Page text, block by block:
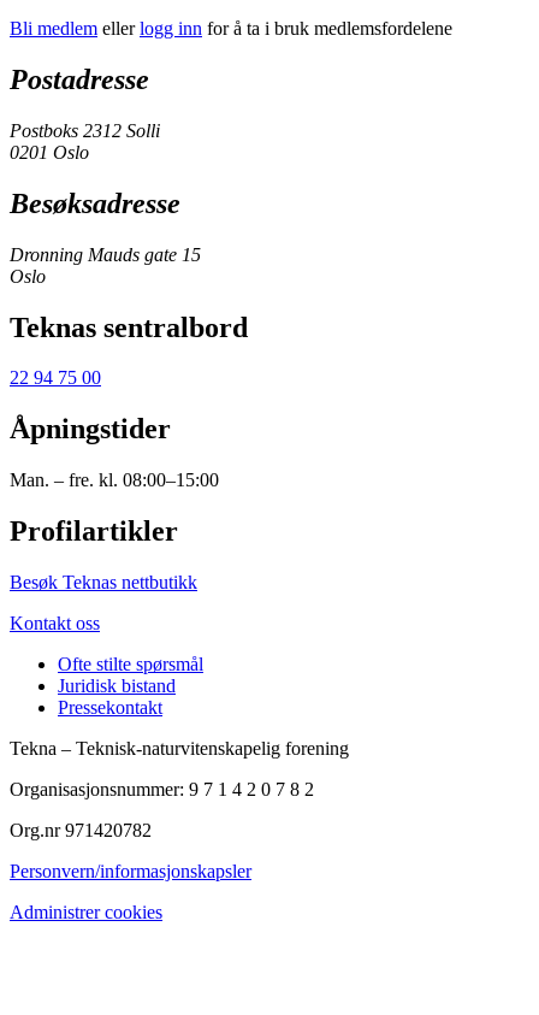
Bli medlem ellerlogg inn for å ta i bruk medlemsfordelene
Postadresse
Postboks 2312 Solli
0201 Oslo
Besøksadresse
Dronning Mauds gate 15
Oslo
Teknas sentralbord
22 94 75 00
Åpningstider
Man. – fre. kl. 08:00–15:00
Profilartikler
Besøk Teknas nettbutikk
Kontakt oss
Ofte stilte spørsmål
Juridisk bistand
Pressekontakt
Tekna – Teknisk-naturvitenskapelig forening
Organisasjonsnummer: 9 7 1 4 2 0 7 8 2
Org.nr 971420782
Personvern/informasjonskapsler
Administrer cookies